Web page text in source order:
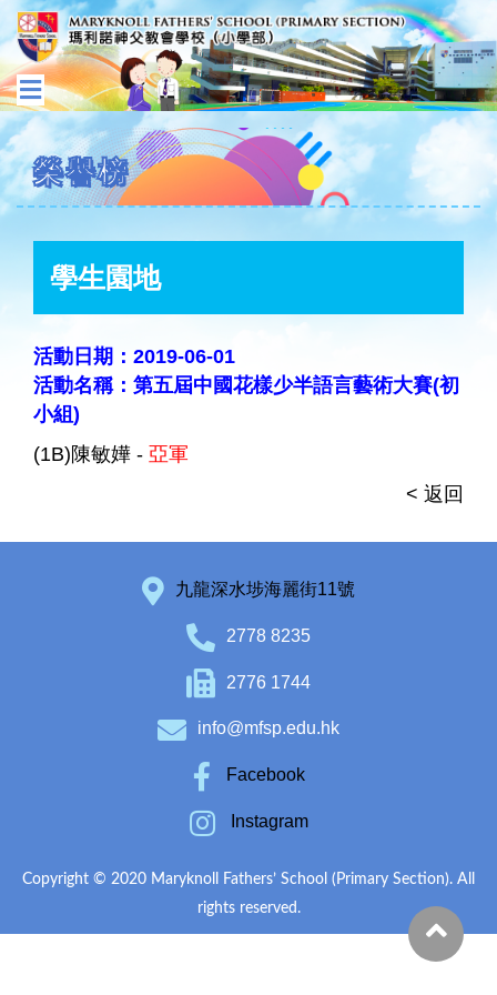
榮譽榜
學生園地
活動日期：2019-06-01
活動名稱：第五屆中國花樣少半語言藝術大賽(初
小組)
(1B)陳敏嬅 - 亞軍
< 返回
九龍深水埗海麗街11號
2778 8235
2776 1744
info@mfsp.edu.hk
Facebook
Instagram
Copyright © 2020 Maryknoll Fathers’ School (Primary Section). All
rights reserved.